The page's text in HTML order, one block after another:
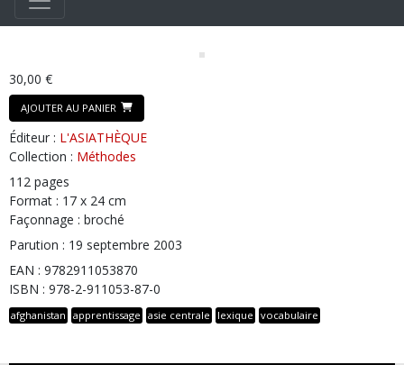
30,00 €
AJOUTER AU PANIER
Éditeur : L'ASIATHÈQUE
Collection : Méthodes
112 pages
Format : 17 x 24 cm
Façonnage : broché
Parution : 19 septembre 2003
EAN : 9782911053870
ISBN : 978-2-911053-87-0
afghanistan apprentissage asie centrale lexique vocabulaire